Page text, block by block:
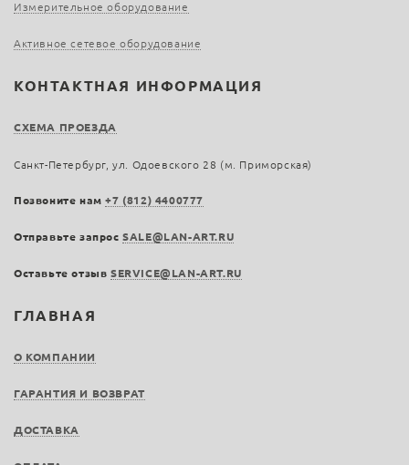
ГЛАВНАЯ
О КОМПАНИИ
ГАРАНТИЯ И ВОЗВРАТ
ДОСТАВКА
Измерительное оборудование
Активное сетевое оборудование
КОНТАКТНАЯ ИНФОРМАЦИЯ
СХЕМА ПРОЕЗДА
Санкт-Петербург, ул. Одоевского 28 (м. Приморская)
Позвоните нам+7 (812) 4400777
Отправьте запросSALE@LAN-ART.RU
Оставьте отзыв SERVICE@LAN-ART.RU